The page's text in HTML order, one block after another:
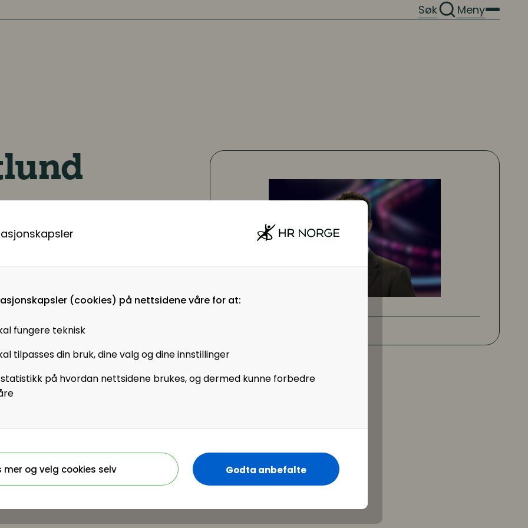
(cookies) på nettsidene våre for at:
fungere teknisk
tilpasses din bruk, dine valg og dine innstillinger
på hvordan nettsidene brukes, og dermed kunne forbedre
mer og velg cookies selv Godta anbefalte
Søk Meny
Capital med
Andreas har solid
strategi for
De siste årene
der
har
ble rangert som
ledere vurderer sin
HR-områder? På
Norge, og gir noen
og Live